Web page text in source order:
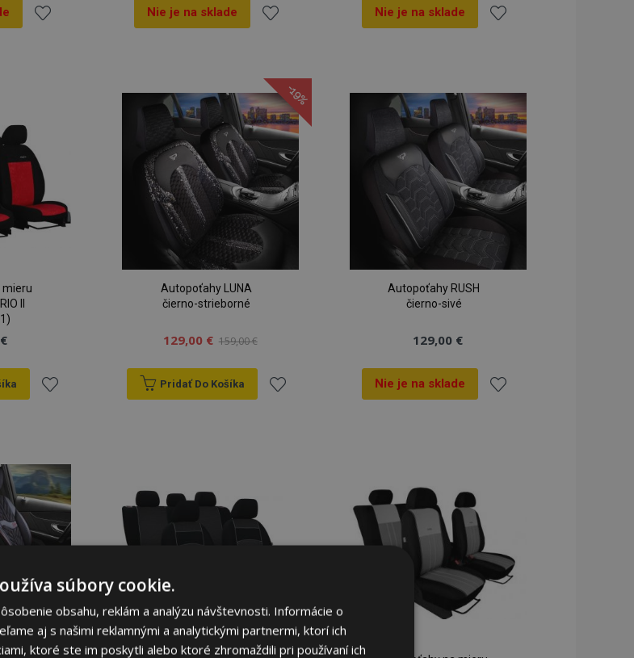
Nie je na sklade
do
zoznamu
prianí
Nie je na sklade
zoznamu
prianí
II
zoznamu
prianí
-19%
Autopoťahy LUNA
čierno-strieborné
129,00 € 159,00 €
Pridať Do Košíka
Autopoťahy RUSH
čierno-sivé
129,00 €
Nie je na sklade
súbory cookie.
obsahu, reklám a analýzu návštevnosti. Informácie o
aj s našimi reklamnými a analytickými partnermi, ktorí ich
ktoré ste im poskytli alebo ktoré zhromaždili pri používaní ich